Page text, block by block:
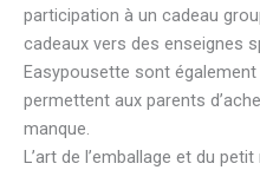
participation à un cadeau
cadeaux vers des enseignes
Easypousette sont
permettent aux parents
manque.
L’art de l’emballage et du